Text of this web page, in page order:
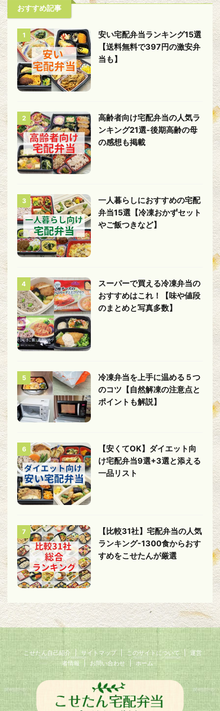
おすすめ記事
1
安い宅配弁当ランキング15選
【送料無料で397円の激安弁
当も】
2
高齢者向け宅配弁当の人気ラ
ンキング21選-後期高齢の母
の感想も掲載
3
一人暮らしにおすすめの宅配
弁当15選【冷凍おかずセット
やご飯つきなど】
4
スーパーで買える冷凍弁当の
おすすめはこれ！【味や値段
のまとめと写真多数】
5
冷凍弁当を上手に温める５つ
のコツ【自然解凍の注意点と
ポイントも解説】
6
【安くてOK】ダイエット向
け宅配弁当9選+3選と添える
一品リスト
7
【比較31社】宅配弁当の人気
ランキング-1300食からおす
すめをこせたんが厳選
こせたん自己紹介 サイトマップ このサイトについて
運営
者情報
お問い合わせ ホーム